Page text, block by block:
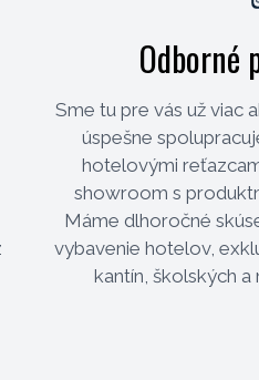
Odborné
Sme tu pre vás už viac
úspešne
hotelovými
showroom s
Máme dlhoročné
vybavenie hotelov,
kantín, školských a